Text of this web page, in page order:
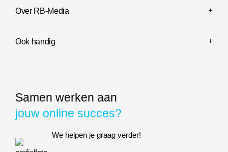
Samen werken aan
jouw online succes?
We helpen je graag verder!
Over RB-Media
Ook handig